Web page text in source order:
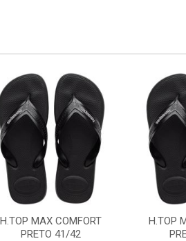
H.TOP MAX COMFORT
PRETO 41/42
H.TOP